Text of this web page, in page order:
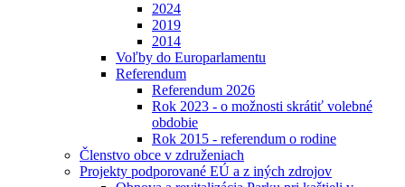
2024
2019
2014
Voľby do Europarlamentu
Referendum
Referendum 2026
Rok 2023 - o možnosti skrátiť volebné
obdobie
Rok 2015 - referendum o rodine
Členstvo obce v združeniach
Projekty podporované EÚ a z iných zdrojov